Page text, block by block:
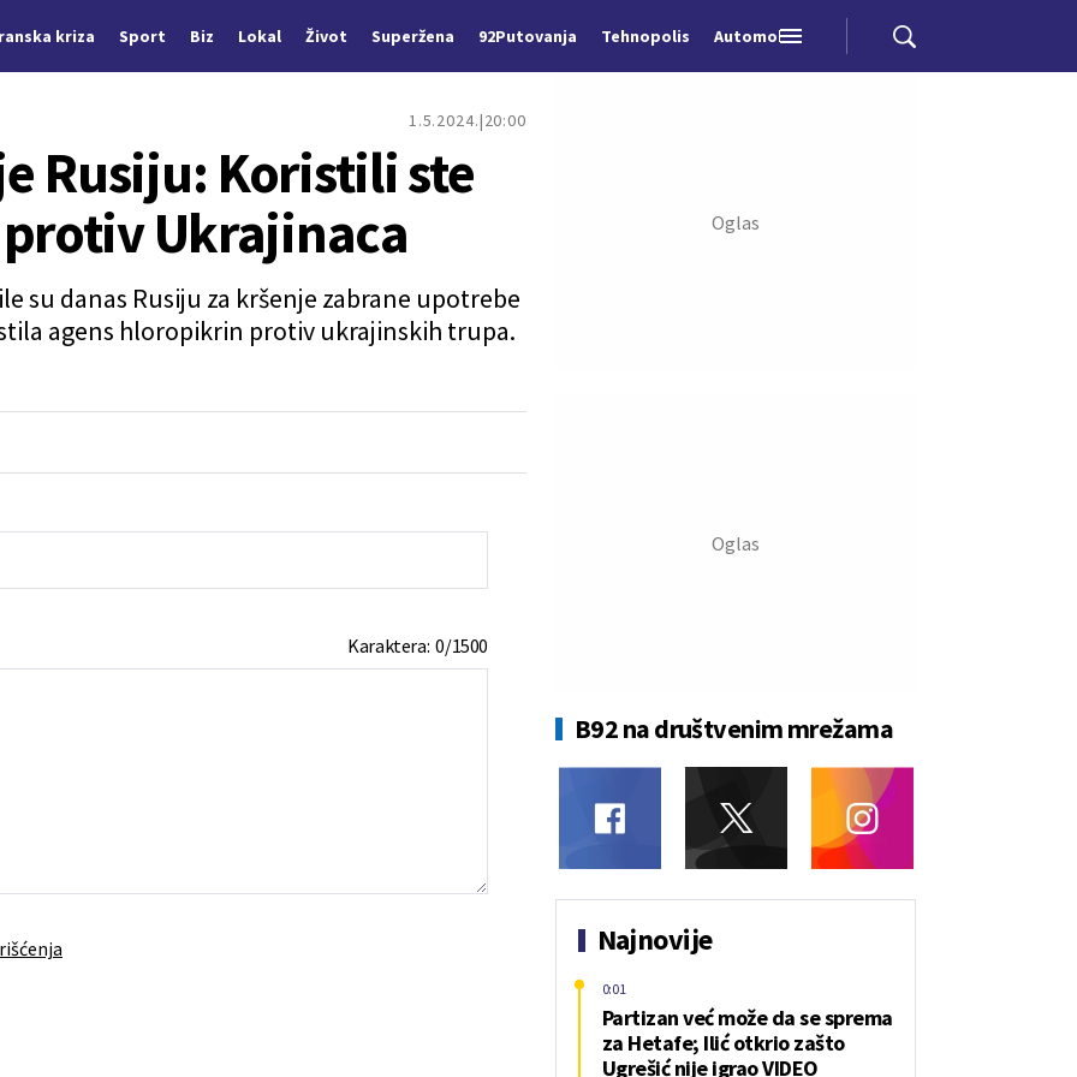
kriza Sport Biz Lokal Život Superžena 92Putovanja Tehnopolis Automobili
1.5.2024. 20:00
Rusiju: Koristili ste
Ukrajinaca
su danas Rusiju za kršenje zabrane upotrebe
agens hloropikrin protiv ukrajinskih trupa.
Karaktera:0/1500
B92 na društvenim mrežama
Najnovije
Partizan već može da se sprema
za Hetafe; Ilić otkrio zašto
Ugrešić nije igrao VIDEO
0:01